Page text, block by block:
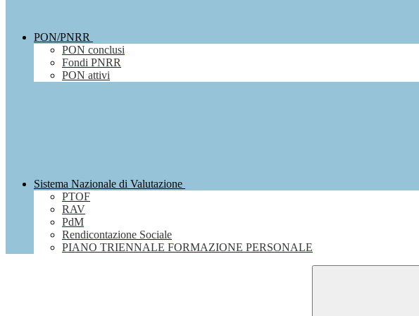
PON/PNRR
PON conclusi
Fondi PNRR
PON attivi
Sistema Nazionale di Valutazione
PTOF
RAV
PdM
Rendicontazione Sociale
PIANO TRIENNALE FORMAZIONE PERSONALE